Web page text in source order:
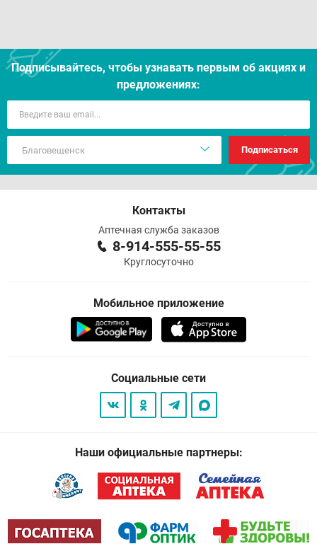
Подписывайтесь, чтобы узнавать первым об акцияx и
предложениях:
Подписаться
Контакты
Аптечная служба заказов
8-914-555-55-55
Круглосуточно
Мобильное приложение
Социальные сети
Наши официальные партнеры: